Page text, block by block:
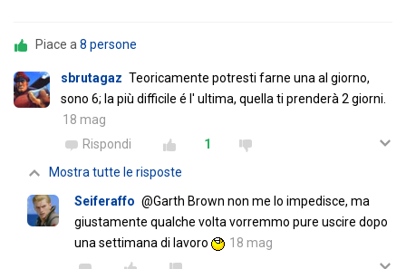
Piace a8 persone
sbrutagaz Teoricamente potresti farne una al giorno,
sono 6; la più difficile é l' ultima, quella ti prenderà 2 giorni.
18 mag
Rispondi
1
Mostra tutte le risposte
Seiferaffo @Garth Brown non me lo impedisce, ma
giustamente qualche volta vorremmo pure uscire dopo
una settimana di lavoro
18 mag